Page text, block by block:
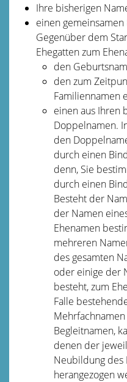
Ihre bisherigen
einen
Gegenüber dem
Ehegatten zum
den
den zum
Familiennamen
einen aus Ihren
Doppelnamen.
den
durch einen
denn, Sie
durch einen
Besteht der
der Namen
Ehenamen
mehreren
des gesamten
oder einige der
besteht, zum
Falle
Begleitnamen,
denen der
Neubildung des
herangezogen